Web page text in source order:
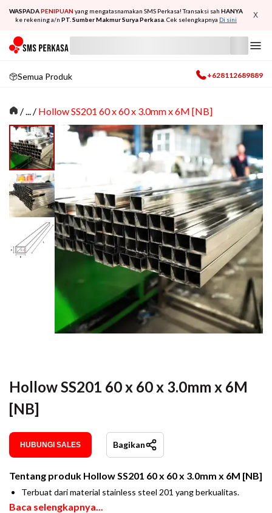
WASPADAPENIPUAN yang mengatasnamakan SMS Perkasa! Transaksi sah HANYA
ke rekening a/n PT. Sumber Makmur Surya Perkasa . Cek selengkapnya Di sini X
Semua Produk +628112689889
/... / Hollow SS201 60 x 60 x 3.0mm x 6M [NB]
Hollow SS201 60 x 60 x 3.0mm x 6M
[NB]
HUBUNGI SALES Bagikan
Tentang produk Hollow SS201 60 x 60 x 3.0mm x 6M [NB]
Terbuat dari material stainless steel 201 yang berkualitas.
Baca selengkapnya...